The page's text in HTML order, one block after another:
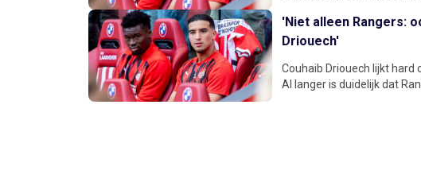
'Niet alleen Rangers:
Driouech'
Couhaib Driouech lijkt
Al langer is duidelijk dat